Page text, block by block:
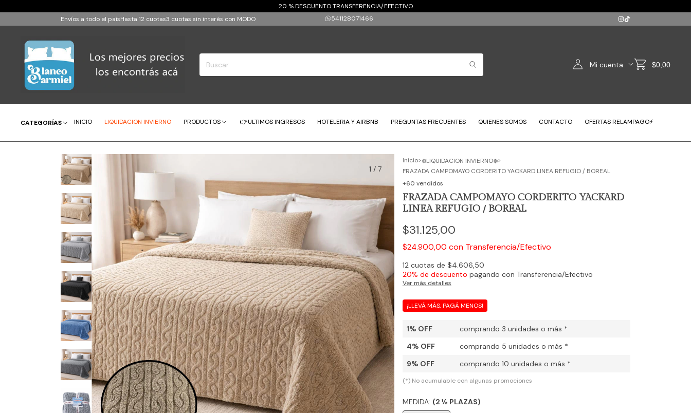
20 % DESCUENTO TRANSFERENCIA/EFECTIVO
Envíos a todo el paísHasta 12 cuotas3 cuotas sin interés con MODO 541128071466
Mi cuenta $0,00
CATEGORÍAS INICIO LIQUIDACION INVIERNO PRODUCTOS 👉ULTIMOS INGRESOS HOTELERIA Y AIRBNB PREGUNTAS FRECUENTES QUIENES SOMOS CONTACTO OFERTAS RELAMPAGO⚡
1 / 7
Inicio>❄️LIQUIDACION INVIERNO❄️>
FRAZADA CAMPOMAYO CORDERITO YACKARD LINEA REFUGIO / BOREAL
+60 vendidos
FRAZADA CAMPOMAYO CORDERITO YACKARD
LINEA REFUGIO / BOREAL
$31.125,00
$24.900,00 con Transferencia/Efectivo
12 cuotas de $4.606,50
20% de descuento pagando con Transferencia/Efectivo
Ver más detalles
¡LLEVÁ MÁS, PAGÁ MENOS!
1% OFF
comprando 3 unidades o más *
4% OFF
comprando 5 unidades o más *
9% OFF
comprando 10 unidades o más *
(*) No acumulable con algunas promociones
MEDIDA: (2 ½ PLAZAS)